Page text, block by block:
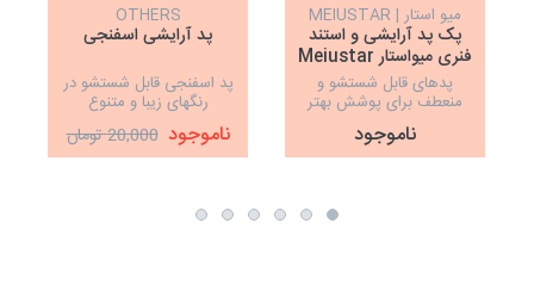
میو استار | MEIUSTAR
پک پد آرایشی و استند
فنری میواستار Meiustar
پدهای قابل شستشو و
منعطف برای پوشش بهتر
تمام زوایای صورت
ناموجود
OTHERS
پد آرایشی اسفنجی
پد اسفنجی قابل شستشو در
رنگهای زیبا و متنوع
ناموجود 20,000 تومان